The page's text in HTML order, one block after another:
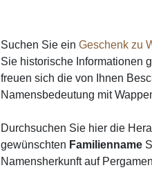
Suchen Sie einGeschenk zu
Sie historische Informationen
freuen sich die von Ihnen
Namensbedeutung mit
Durchsuchen Sie hier die
gewünschten Familienname
Namensherkunft auf